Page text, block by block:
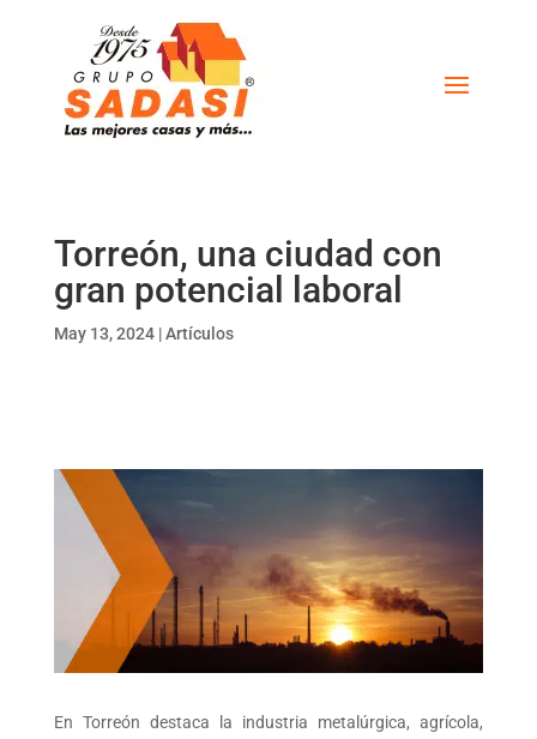
Torreón, una ciudad con
gran potencial laboral
May 13, 2024|Artículos
En Torreón destaca la industria metalúrgica, agrícola,